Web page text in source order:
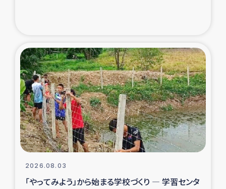
スリランカの南北女性をつなぐサリー・リサイクル・プロ
ジェクト
復興支援事業
民際教育事業
女性グループPIFWANITAによる食品加工事業
ガザ人道支援
2026.08.03
「やってみよう」から始まる学校づくり ― 学習センタ